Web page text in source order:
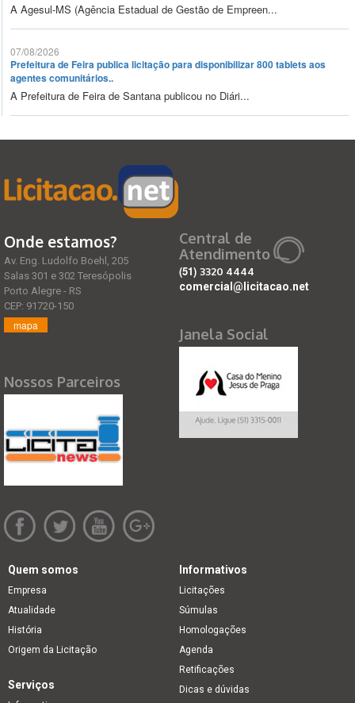
A Agesul-MS (Agência Estadual de Gestão de Empreen...
07/08/2026
Prefeitura de Feira publica licitação para disponibilizar 800 tablets aos
agentes comunitários..
A Prefeitura de Feira de Santana publicou no Diári...
Onde estamos?
Av. Eng. Ludolfo Boehl, 205
Salas 301 e 302 Teresópolis
Porto Alegre - RS
CEP: 91720-150
mapa
Nossos Parceiros
Central de
Atendimento
(51) 3320 4444
comercial@licitacao.net
Janela Social
Quem somos
Empresa
Atualidade
História
Origem da Licitação
Informativos
Licitações
Súmulas
Homologações
Agenda
Retificações
Dicas e dúvidas
Serviços